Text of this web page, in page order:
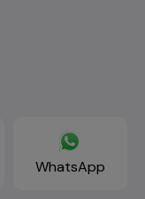
WhatsApp